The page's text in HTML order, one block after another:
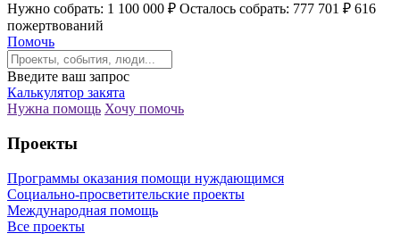
Нужно собрать: 1 100 000 ₽ Осталось собрать: 777 701 ₽ 616
пожертвований
Помочь
Введите ваш запрос
Калькулятор закята
Нужна помощь Хочу помочь
Проекты
Программы оказания помощи нуждающимся
Социально-просветительские проекты
Международная помощь
Все проекты